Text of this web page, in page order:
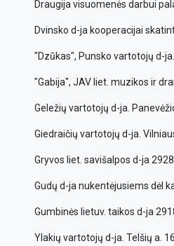
Draugija visuomenės darbui
Dvinsko d-ja kooperacijai
"Dzūkas", Punsko vartotojų d-
"Gabija", JAV liet. muzikos ir
Geležių vartotojų d-ja.
Giedraičių vartotojų d-ja.
Gryvos liet. savišalpos d-ja 2928
Gudų d-ja nukentėjusiems dėl
Gumbinės lietuv. taikos d-ja
Ylakių vartotojų d-ja. Telšių a.